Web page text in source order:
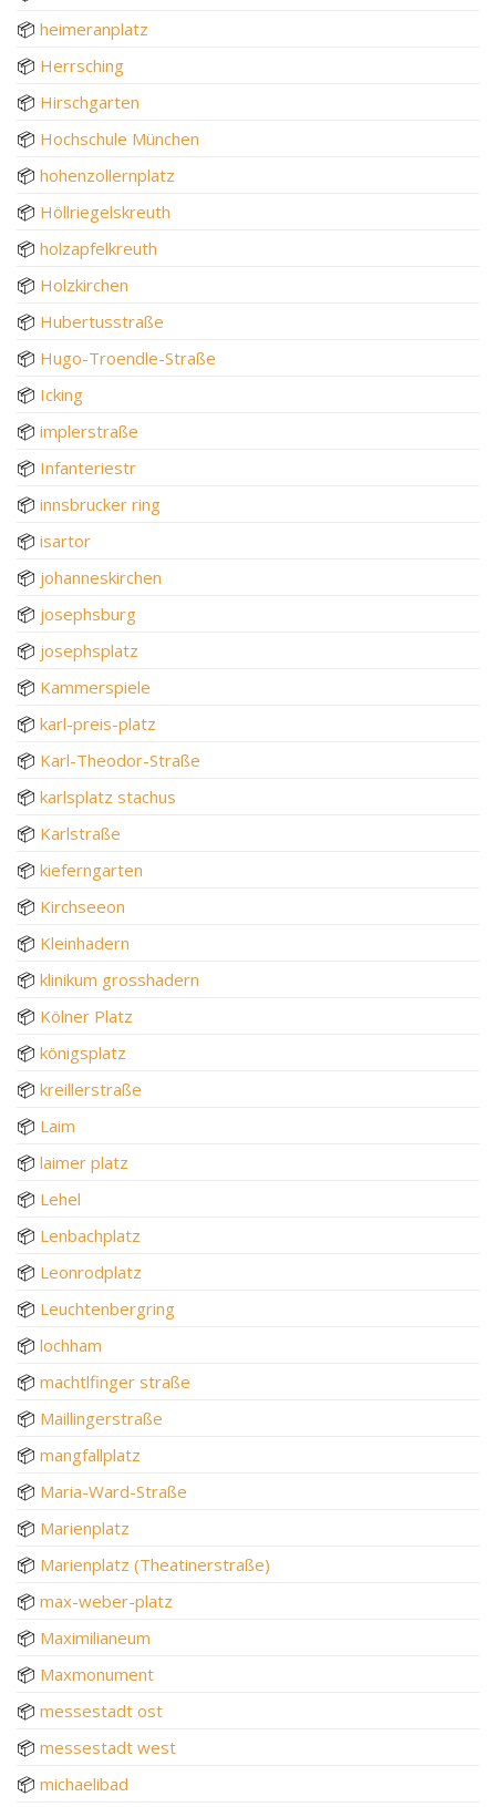
📦 heimeranplatz
📦 Herrsching
📦 Hirschgarten
📦 Hochschule München
📦 hohenzollernplatz
📦 Höllriegelskreuth
📦 holzapfelkreuth
📦 Holzkirchen
📦 Hubertusstraße
📦 Hugo-Troendle-Straße
📦 Icking
📦 implerstraße
📦 Infanteriestr
📦 innsbrucker ring
📦 isartor
📦 johanneskirchen
📦 josephsburg
📦 josephsplatz
📦 Kammerspiele
📦 karl-preis-platz
📦 Karl-Theodor-Straße
📦 karlsplatz stachus
📦 Karlstraße
📦 kieferngarten
📦 Kirchseeon
📦 Kleinhadern
📦 klinikum grosshadern
📦 Kölner Platz
📦 königsplatz
📦 kreillerstraße
📦 Laim
📦 laimer platz
📦 Lehel
📦 Lenbachplatz
📦 Leonrodplatz
📦 Leuchtenbergring
📦 lochham
📦 machtlfinger straße
📦 Maillingerstraße
📦 mangfallplatz
📦 Maria-Ward-Straße
📦 Marienplatz
📦 Marienplatz (Theatinerstraße)
📦 max-weber-platz
📦 Maximilianeum
📦 Maxmonument
📦 messestadt ost
📦 messestadt west
📦 michaelibad